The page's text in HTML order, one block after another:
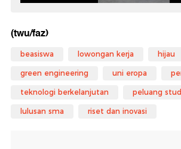
(twu/faz)
beasiswa lowongan kerja hijau
green engineering uni eropa
teknologi berkelanjutan peluang
lulusan sma riset dan inovasi